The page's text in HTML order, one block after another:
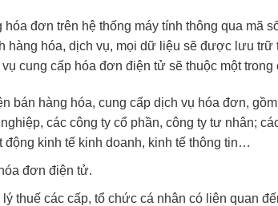
đơn trên hệ thống máy tính thông qua mã
hàng hóa, dịch vụ, mọi dữ liệu sẽ được lưu trữ
cung cấp hóa đơn điện tử sẽ thuộc một
bán hàng hóa, cung cấp dịch vụ hóa đơn,
các công ty cổ phần, công ty tư nhân;
động kinh tế kinh doanh, kinh tế thông tin…
đơn điện tử.
thuế các cấp, tổ chức cá nhân có liên quan